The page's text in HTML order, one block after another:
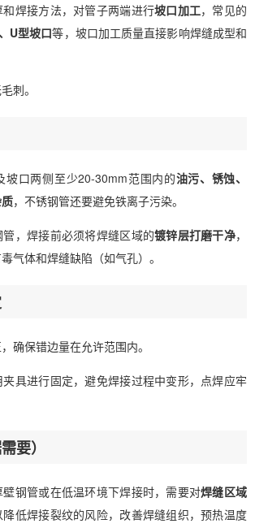
焊接方法，对管子两端进行坡口加工，常见的
U型坡口等，坡口加工质量直接影响焊缝成型和
刺。
口两侧至少20-30mm范围内的油污、锈蚀、
，不锈钢管还要避免铁离子污染。
，焊接前必须将焊缝区域的镀锌层打磨干净，
气体和焊缝缺陷（如气孔）。
保错边量在允许范围内。
进行固定，避免焊接过程中变形，点焊应牢
要）
钢管或在低温环境下焊接时，需要对焊缝区域
降低焊接裂纹的风险，改善焊缝组织，预热温度